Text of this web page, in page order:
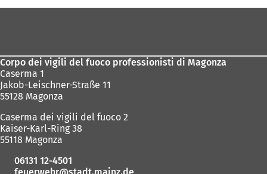
Corpo dei vigili del fuoco professionisti di Magonza
Caserma 1
Jakob-Leischner-Straße 11
55128 Magonza
Caserma dei vigili del fuoco 2
Kaiser-Karl-Ring 38
55118 Magonza
06131 12-4501